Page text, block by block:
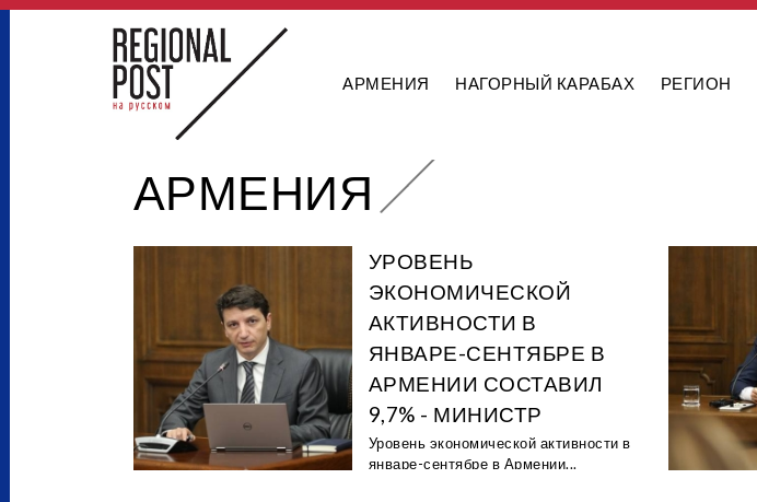
АРМЕНИЯ НАГОРНЫЙ КАРАБАХ РЕГИОН
АРМЕНИЯ
УРОВЕНЬ
ЭКОНОМИЧЕСКОЙ
АКТИВНОСТИ В
ЯНВАРЕ-СЕНТЯБРЕ В
АРМЕНИИ СОСТАВИЛ
9,7% - МИНИСТР
Уровень экономической активности в
январе-сентябре в Армении...